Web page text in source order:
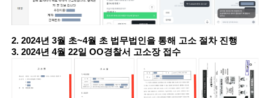
2. 2024년 3월 초~4월 초 법무법인을 통해 고소 절차 진행
3. 2024년 4월 22일 OO경찰서 고소장 접수